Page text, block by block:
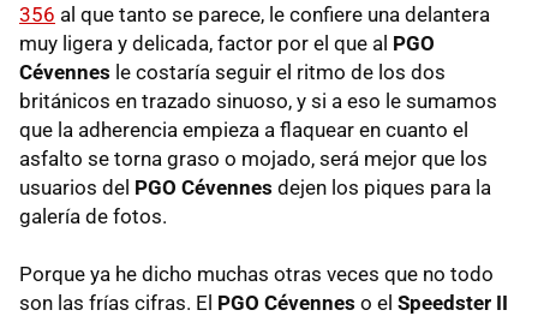
356 al que tanto se parece, le confiere una delantera
muy ligera y delicada, factor por el que al PGO
Cévennes le costaría seguir el ritmo de los dos
británicos en trazado sinuoso, y si a eso le sumamos
que la adherencia empieza a flaquear en cuanto el
asfalto se torna graso o mojado, será mejor que los
usuarios del PGO Cévennes dejen los piques para la
galería de fotos.
Porque ya he dicho muchas otras veces que no todo
son las frías cifras. El PGO Cévennes o el Speedster II